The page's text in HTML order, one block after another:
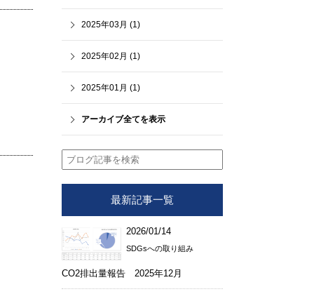
2025年03月 (1)
2025年02月 (1)
2025年01月 (1)
アーカイブ全てを表示
最新記事一覧
2026/01/14
SDGsへの取り組み
CO2排出量報告 2025年12月